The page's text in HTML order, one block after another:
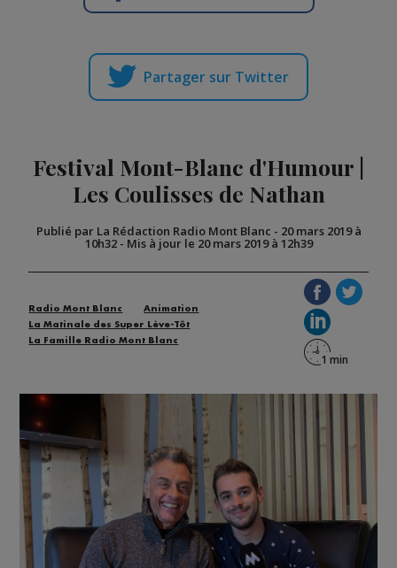
Partager sur Twitter
Festival Mont-Blanc d'Humour |
Les Coulisses de Nathan
Publié par La Rédaction Radio Mont Blanc - 20 mars 2019 à
10h32- Mis à jour le 20 mars 2019 à 12h39
Radio Mont Blanc
Animation
La Matinale des Super Lève-Tôt
La Famille Radio Mont Blanc